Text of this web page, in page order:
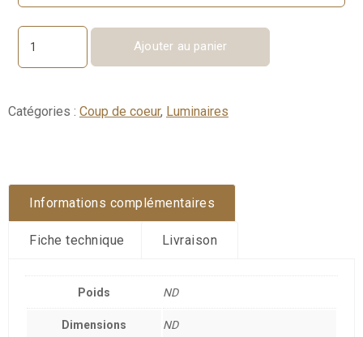
quantité
de
Ajouter au panier
Catégories : Coup de coeur, Luminaires
Informations complémentaires
Fiche technique Livraison
Poids ND
Dimensions ND